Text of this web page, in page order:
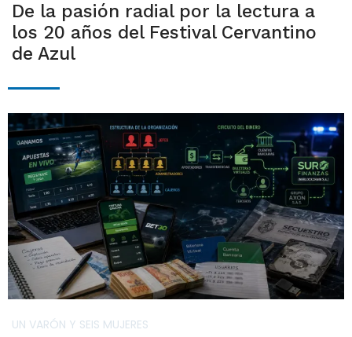
De la pasión radial por la lectura a
los 20 años del Festival Cervantino
de Azul
UN VARÓN Y SEIS MUJERES